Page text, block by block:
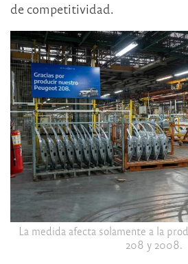
de competitividad.
La medida afecta solamente a la
208 y 2008.